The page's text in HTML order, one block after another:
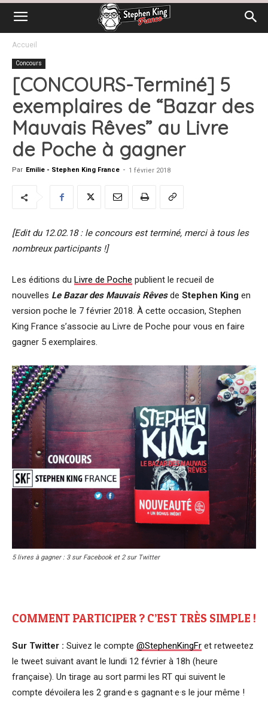
Accueil
Concours
[CONCOURS-Terminé] 5
exemplaires de “Bazar des
Mauvais Rêves” au Livre
de Poche à gagner
Par Emilie - Stephen King France - 1 février 2018
[Edit du 12.02.18 : le concours est terminé, merci à tous les
nombreux participants !]
Les éditions du Livre de Poche publient le recueil de
nouvelles Le Bazar des Mauvais Rêvesde Stephen King en
version poche le 7 février 2018. À cette occasion, Stephen
King France s’associe au Livre de Poche pour vous en faire
gagner 5 exemplaires.
5 livres à gagner : 3 sur Facebook et 2 sur Twitter
COMMENT PARTICIPER ? C’EST TRÈS SIMPLE !
Sur Twitter : Suivez le compte @StephenKingFr et retweetez
le tweet suivant avant le lundi 12 février à 18h (heure
française). Un tirage au sort parmi les RT qui suivent le
compte dévoilera les 2 grand·e·s gagnant·e·s le jour même !